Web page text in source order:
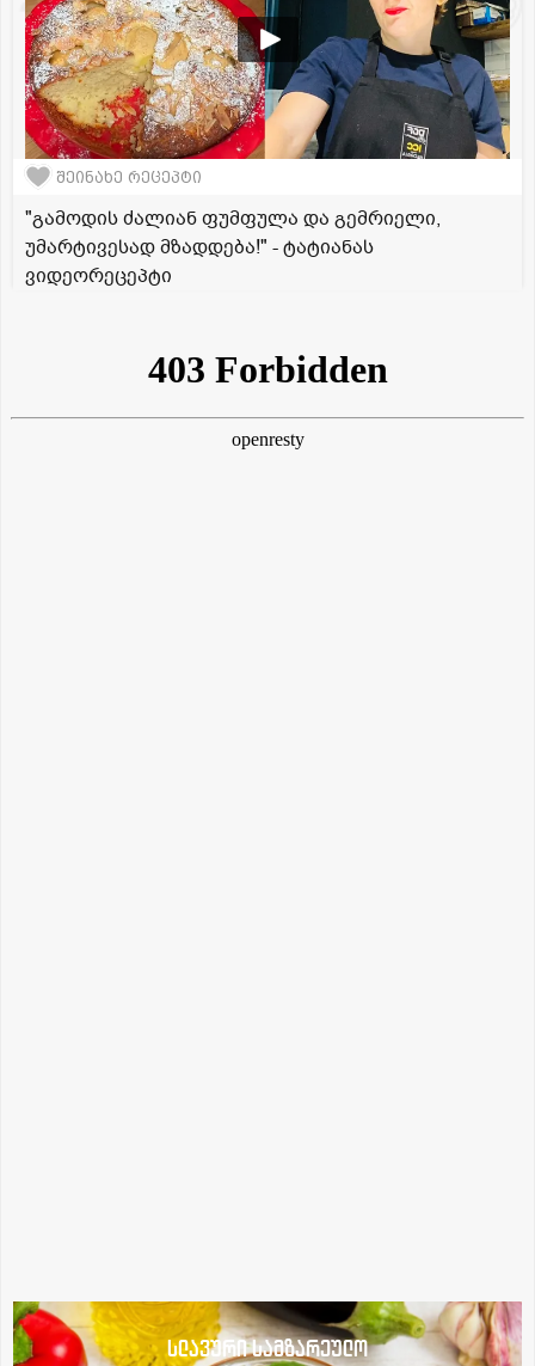
შეინახე რეცეპტი
"გამოდის ძალიან ფუმფულა და გემრიელი,
უმარტივესად მზადდება!" - ტატიანას
ვიდეორეცეპტი
სლავური სამზარეულო